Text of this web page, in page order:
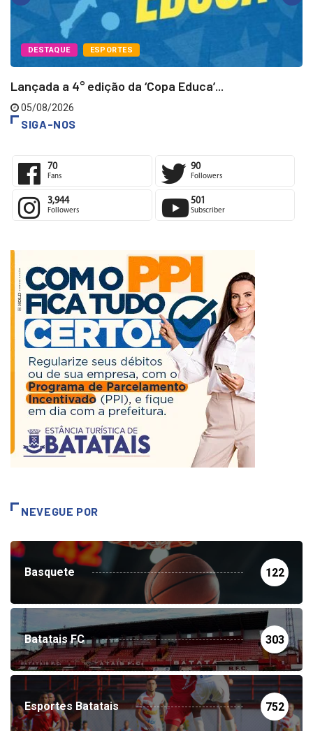
DESTAQUE ESPORTES
Lançada a 4° edição da ‘Copa Educa’...
05/08/2026
SIGA-NOS
70 90
3,944 501
NEVEGUE POR
Basquete 122
Batatais FC 303
Esportes Batatais 752